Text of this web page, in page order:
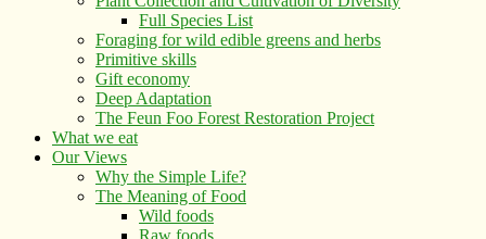
Full Species List
Foraging for wild edible greens and herbs
Primitive skills
Gift economy
Deep Adaptation
The Feun Foo Forest Restoration Project
What we eat
Our Views
Why the Simple Life?
The Meaning of Food
Wild foods
Raw foods